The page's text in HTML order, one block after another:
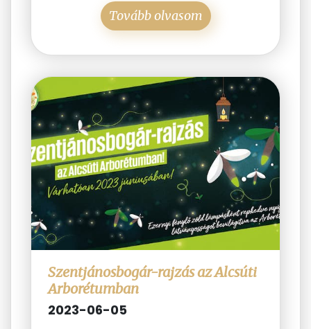
Tovább olvasom
Szentjánosbogár-rajzás az Alcsúti
Arborétumban
2023-06-05